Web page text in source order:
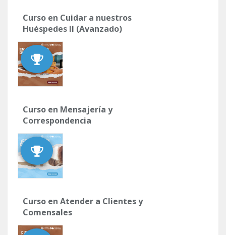
Curso en Cuidar a nuestros
Huéspedes II (Avanzado)
Curso en Mensajería y
Correspondencia
Curso en Atender a Clientes y
Comensales